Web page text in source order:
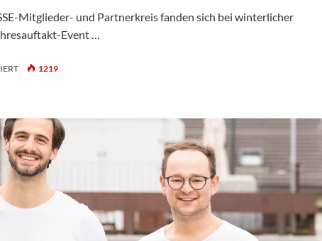
Mitglieder- und Partnerkreis fanden sich bei winterlicher
Event …
FÜR
OFF
INS
NEUE
JAHR
2024
1219